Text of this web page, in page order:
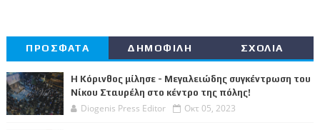
ΠΡΟΣΦΑΤΑ ΔΗΜΟΦΙΛΗ ΣΧΟΛΙΑ
Η Κόρινθος μίλησε - Μεγαλειώδης συγκέντρωση του
Νίκου Σταυρέλη στο κέντρο της πόλης!
Diogenis Press Editor Οκτ 05, 2023